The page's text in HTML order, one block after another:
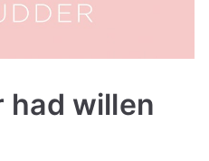
had willen